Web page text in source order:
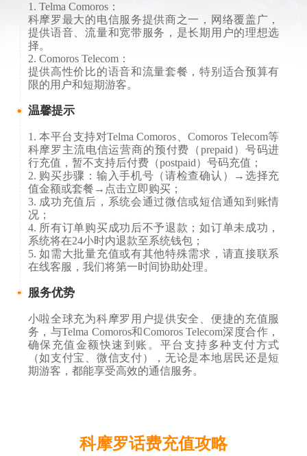
1. Telma Comoros：
科摩罗最大的电信服务提供商之一，网络覆盖广，
提供语音、流量和宽带服务，是长期用户的理想选
择。
2. Comoros Telecom：
提供高性价比的语音和流量套餐，特别适合预算有
限的用户和短期游客。
温馨提示
1. 本平台支持对Telma Comoros、Comoros Telecom等
科摩罗主流电信运营商的预付费（prepaid）号码进
行充值，暂不支持后付费（postpaid）号码充值；
2. 购买步骤：输入手机号（请检查确认）→选择充
值金额或套餐→点击立即购买；
3. 成功充值后，系统会通过微信或短信通知到账情
况；
4. 所有订单购买成功后不予退款；如订单未成功，
系统将在24小时内退款至系统钱包；
5. 如需大批量充值或有其他特殊需求，请直接联系
在线客服，我们将第一时间协助处理。
服务优势
小啦全球充为科摩罗用户提供安全、便捷的充值服
务，与Telma Comoros和Comoros Telecom深度合作，
确保充值金额快速到账。平台支持多种支付方式
（如支付宝、微信支付），无论是本地居民还是短
期游客，都能享受高效的通信服务。
科摩罗话费充值攻略